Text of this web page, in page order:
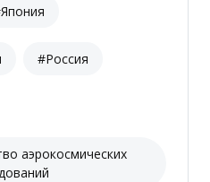
#Россия
аэрокосмических